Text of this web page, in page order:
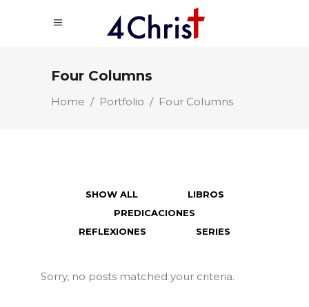
Four Columns
Home / Portfolio / Four Columns
SHOW ALL
LIBROS
PREDICACIONES
REFLEXIONES
SERIES
Sorry, no posts matched your criteria.